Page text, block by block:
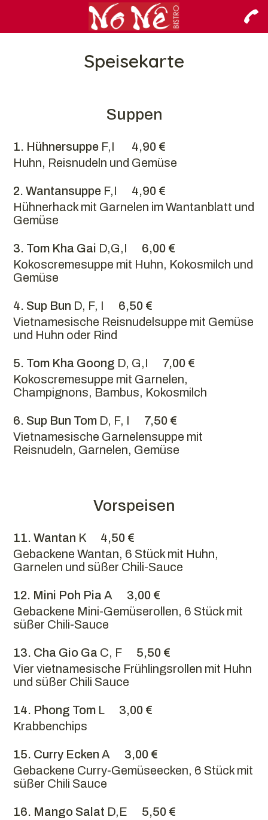
Speisekarte
Suppen
1. Hühnersuppe F,I 4,90 €
Huhn, Reisnudeln und Gemüse
2. Wantansuppe F,I 4,90 €
Hühnerhack mit Garnelen im Wantanblatt und
Gemüse
3. Tom Kha Gai D,G,I 6,00 €
Kokoscremesuppe mit Huhn, Kokosmilch und
Gemüse
4. Sup Bun D, F, I 6,50 €
Vietnamesische Reisnudelsuppe mit Gemüse
und Huhn oder Rind
5. Tom Kha Goong D, G,I 7,00 €
Kokoscremesuppe mit Garnelen,
Champignons, Bambus, Kokosmilch
6. Sup Bun Tom D, F, I 7,50 €
Vietnamesische Garnelensuppe mit
Reisnudeln, Garnelen, Gemüse
Vorspeisen
11. Wantan K 4,50 €
Gebackene Wantan, 6 Stück mit Huhn,
Garnelen und süßer Chili-Sauce
12. Mini Poh Pia A 3,00 €
Gebackene Mini-Gemüserollen, 6 Stück mit
süßer Chili-Sauce
13. Cha Gio Ga C, F 5,50 €
Vier vietnamesische Frühlingsrollen mit Huhn
und süßer Chili Sauce
14. Phong Tom L 3,00 €
Krabbenchips
15. Curry Ecken A 3,00 €
Gebackene Curry-Gemüseecken, 6 Stück mit
süßer Chili Sauce
16. Mango Salat D,E 5,50 €